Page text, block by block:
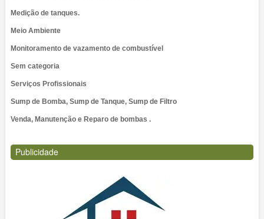
Medição de tanques.
Meio Ambiente
Monitoramento de vazamento de combustível
Sem categoria
Serviços Profissionais
Sump de Bomba, Sump de Tanque, Sump de Filtro
Venda, Manutenção e Reparo de bombas .
Publicidade